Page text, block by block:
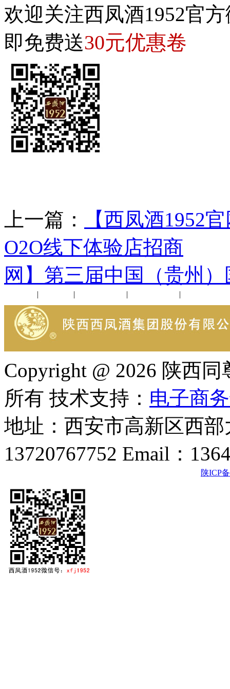
欢迎关注西凤酒1952官
即免费送30元优惠卷
上一篇：
【西凤酒1952
O2O线下体验店招商
网】第三届中国（贵州
| | | |
Copyright @ 2026 陕西
所有 技术支持： 电子商
地址：西安市高新区西
13720767752 Email：
陕ICP